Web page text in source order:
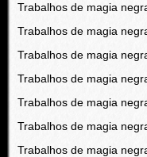
Trabalhos de magia
Trabalhos de magia
Trabalhos de magia
Trabalhos de magia
Trabalhos de magia
Trabalhos de magia
Trabalhos de magia